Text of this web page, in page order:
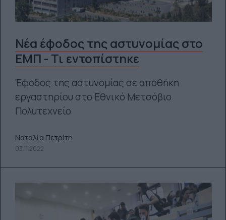
Νέα έφοδος της αστυνομίας στο
ΕΜΠ - Τι εντοπίστηκε
Έφοδος της αστυνομίας σε αποθήκη
εργαστηρίου στο Εθνικό Μετσόβιο
Πολυτεχνείο
Ναταλία Πετρίτη
03.11.2022